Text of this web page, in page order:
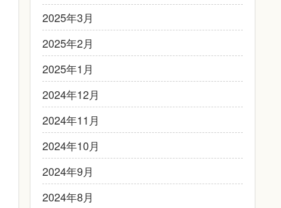
2025年3月
2025年2月
2025年1月
2024年12月
2024年11月
2024年10月
2024年9月
2024年8月